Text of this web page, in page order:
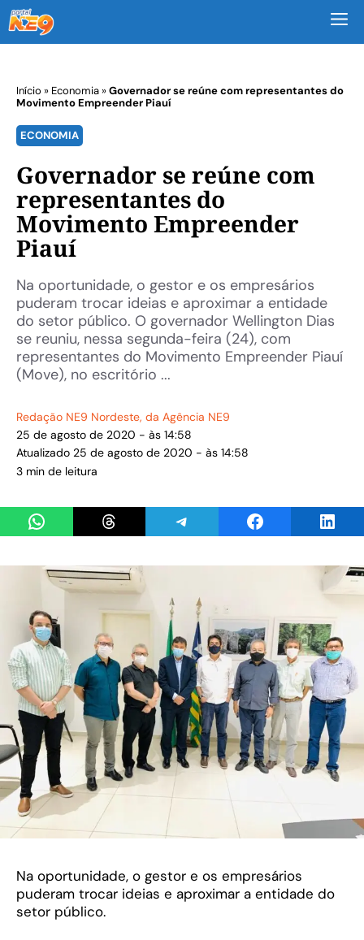
Início » Economia»Governador se reúne com representantes do
Movimento Empreender Piauí
ECONOMIA
Governador se reúne com
representantes do
Movimento Empreender
Piauí
Na oportunidade, o gestor e os empresários
puderam trocar ideias e aproximar a entidade
do setor público. O governador Wellington Dias
se reuniu, nessa segunda-feira (24), com
representantes do Movimento Empreender Piauí
(Move), no escritório ...
Redação NE9 Nordeste, da Agência NE9
25 de agosto de 2020 - às 14:58
Atualizado 25 de agosto de 2020 - às 14:58
3 min de leitura
Share on WhatsAppShare on ThreadsShare on TelegramShare on Facebook
Na oportunidade, o gestor e os empresários
puderam trocar ideias e aproximar a entidade do
setor público.